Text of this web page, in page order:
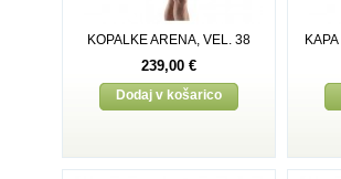
KOPALKE ARENA, VEL. 38
239,00 €
Dodaj v košarico